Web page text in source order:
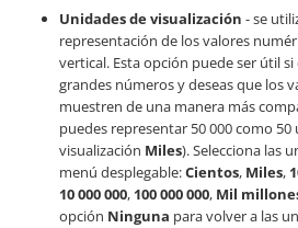
Unidades de visualización - se
representación de los valores
vertical. Esta opción puede ser útil
grandes números y deseas que los
muestren de una manera más
puedes representar 50 000 como
visualización Miles). Selecciona las
menú desplegable:Cientos, Miles,
10 000 000, 100 000 000, Mil
opción Ninguna para volver a las